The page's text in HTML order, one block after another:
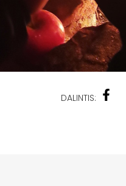
DALINTIS: